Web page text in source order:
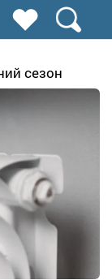
сезон